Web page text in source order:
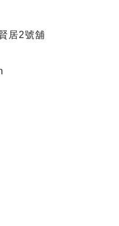
居2號舖